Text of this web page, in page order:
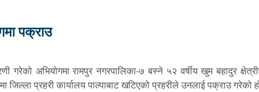
पक्राउ
गरेको अभियोगमा रामपुर नगरपालिका-७ बस्ने ५२ वर्षीय खुम बहादुर
प्रहरी कार्यालय पाल्पाबाट खटिएको प्रहरीले उनलाई पक्राउ गरेको